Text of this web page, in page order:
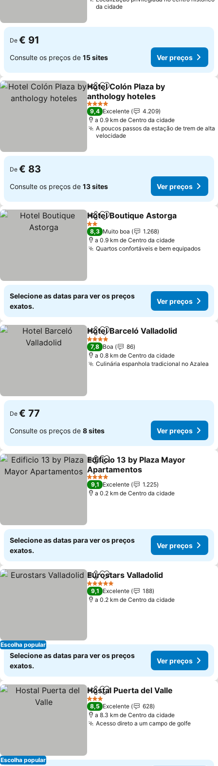
da cidade
De € 91
Consulte os preços de 15 sites Ver preços
PartilharAdicionar aos favoritos
Hotel Colón Plaza by
anthology hoteles
Ver preços
4 Estrelas
9,4 Excelente
4.209
a 0.9 km de Centro da cidade
A poucos passos da estação de trem de alta
velocidade
De € 83
Consulte os preços de 13 sites Ver preços
PartilharAdicionar aos favoritos
Hotel Boutique Astorga
2 Estrelas
8,3 Muito boa
1.268
a 0.9 km de Centro da cidade
Quartos confortáveis e bem equipadosVer
Selecione as datas para ver os preços
exatos.
Ver preços
PartilharAdicionar aos favoritos
Hotel Barceló Valladolid
4 Estrelas
7,8 Boa
86
a 0.8 km de Centro da cidade
Culinária espanhola tradicional no Azalea
De € 77
Consulte os preços de 8 sites Ver preços
PartilharAdicionar aos favoritos
Edificio 13 by Plaza Mayor
Apartamentos
Ver preços
4 Estrelas
9,1 Excelente
1.225
a 0.2 km de Centro da cidade
Selecione as datas para ver os preços
exatos.
Ver preços
Escolha popular
PartilharAdicionar aos favoritos
Eurostars Valladolid
5 Estrelas
9,1 Excelente
188
a 0.2 km de Centro da cidade
Selecione as datas para ver os preços
exatos.
Ver preços
Escolha popular
PartilharAdicionar aos favoritos
Hostal Puerta del Valle
3 Estrelas
8,5 Excelente
628
a 8.3 km de Centro da cidade
Acesso direto a um campo de golfeVer